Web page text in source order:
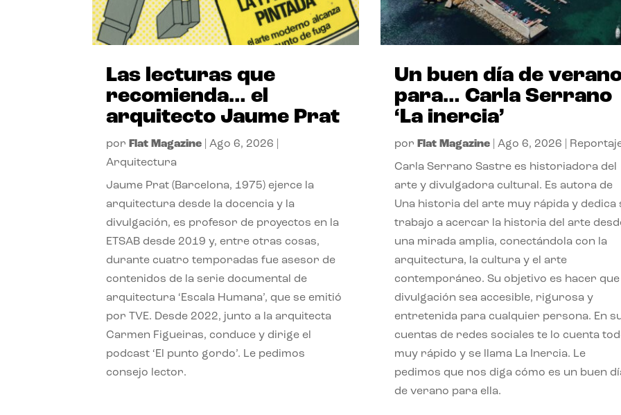
Las lecturas que
recomienda… el
arquitecto Jaume Prat
por Flat Magazine |Ago 6, 2026
Arquitectura
Jaume Prat (Barcelona, 1975) ejerce la
arquitectura desde la docencia y la
divulgación, es profesor de proyectos en la
ETSAB desde 2019 y, entre otras cosas,
durante cuatro temporadas fue asesor de
contenidos de la serie documental de
arquitectura ‘Escala Humana’, que se emitió
por TVE. Desde 2022, junto a la arquitecta
Carmen Figueiras, conduce y dirige el
podcast ‘El punto gordo’. Le pedimos
consejo lector.
Un buen día de
para… Carla Serrano
‘La inercia’
por Flat Magazine| Ago 6, 2026
Carla Serrano Sastre es historiadora del
arte y divulgadora cultural. Es autora de
Una historia del arte muy rápida y dedica
trabajo a acercar la historia del arte
una mirada amplia, conectándola con la
arquitectura, la cultura y el arte
contemporáneo. Su objetivo es hacer que
divulgación sea accesible, rigurosa y
entretenida para cualquier persona. En
cuentas de redes sociales te lo cuenta
muy rápido y se llama La Inercia. Le
pedimos que nos diga cómo es un buen
de verano para ella.